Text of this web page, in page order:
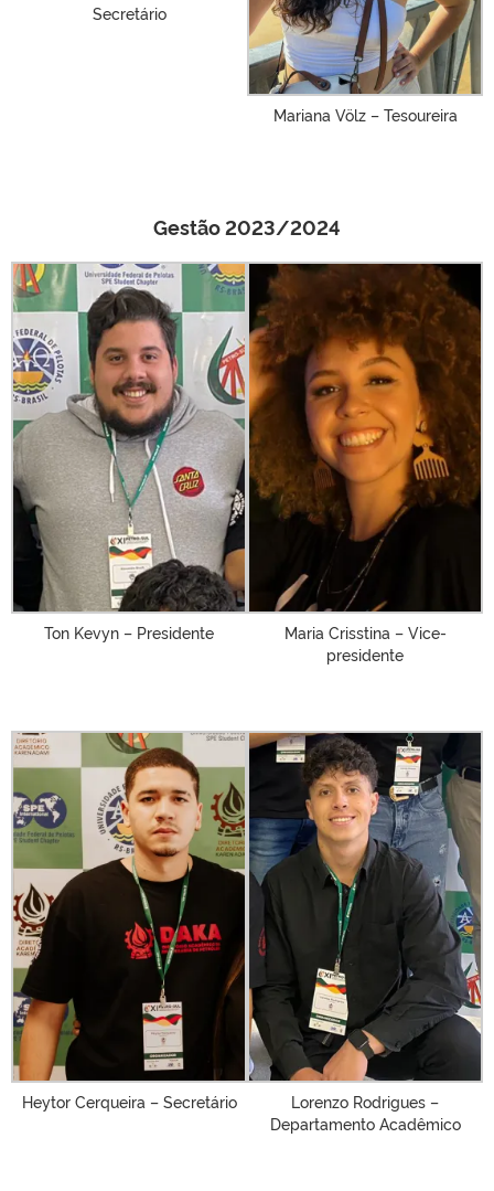
Secretário
Mariana Völz – Tesoureira
Gestão 2023/2024
Ton Kevyn – Presidente
Maria Crisstina – Vice-
presidente
Heytor Cerqueira – Secretário
Lorenzo Rodrigues –
Departamento Acadêmico